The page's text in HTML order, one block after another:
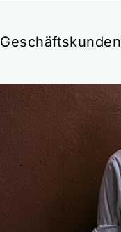
Geschäftskunden